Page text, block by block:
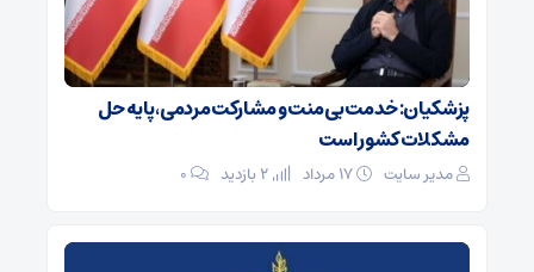
پزشکیان: خدمت بی‌منت و مشارکت مردمی، پایه حل
مشکلات کشور است
مدیر سایت ۰